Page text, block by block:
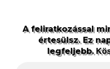
A feliratkozással
értesülsz. Ez
legfeljebb.